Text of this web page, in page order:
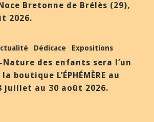
Bretonne de Brélès (29),
2026.
Dédicace Expositions
Nature des enfants sera l’un
boutique L’ÉPHÉMÈRE au
juillet au 30 août 2026.